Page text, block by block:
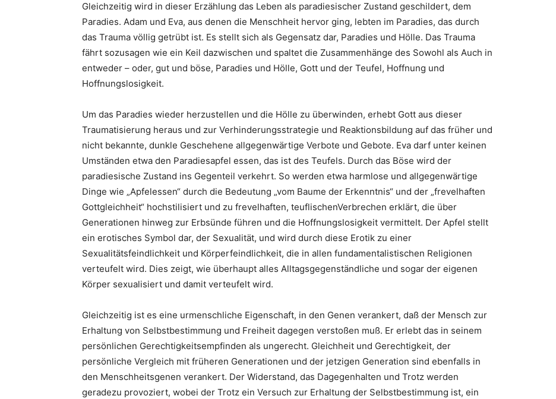
Gleichzeitig wird in dieser Erzählung das Leben als paradiesischer Zustand geschildert, dem
Paradies. Adam und Eva, aus denen die Menschheit hervor ging, lebten im Paradies, das durch
das Trauma völlig getrübt ist. Es stellt sich als Gegensatz dar, Paradies und Hölle. Das Trauma
fährt sozusagen wie ein Keil dazwischen und spaltet die Zusammenhänge des Sowohl als Auch in
entweder – oder, gut und böse, Paradies und Hölle, Gott und der Teufel, Hoffnung und
Hoffnungslosigkeit.
Um das Paradies wieder herzustellen und die Hölle zu überwinden, erhebt Gott aus dieser
Traumatisierung heraus und zur Verhinderungsstrategie und Reaktionsbildung auf das früher und
nicht bekannte, dunkle Geschehene allgegenwärtige Verbote und Gebote. Eva darf unter keinen
Umständen etwa den Paradiesapfel essen, das ist des Teufels. Durch das Böse wird der
paradiesische Zustand ins Gegenteil verkehrt. So werden etwa harmlose und allgegenwärtige
Dinge wie „Apfelessen“ durch die Bedeutung „vom Baume der Erkenntnis“ und der „frevelhaften
Gottgleichheit“ hochstilisiert und zu frevelhaften, teuflischenVerbrechen erklärt, die über
Generationen hinweg zur Erbsünde führen und die Hoffnungslosigkeit vermittelt. Der Apfel stellt
ein erotisches Symbol dar, der Sexualität, und wird durch diese Erotik zu einer
Sexualitätsfeindlichkeit und Körperfeindlichkeit, die in allen fundamentalistischen Religionen
verteufelt wird. Dies zeigt, wie überhaupt alles Alltagsgegenständliche und sogar der eigenen
Körper sexualisiert und damit verteufelt wird.
Gleichzeitig ist es eine urmenschliche Eigenschaft, in den Genen verankert, daß der Mensch zur
Erhaltung von Selbstbestimmung und Freiheit dagegen verstoßen muß. Er erlebt das in seinem
persönlichen Gerechtigkeitsempfinden als ungerecht. Gleichheit und Gerechtigkeit, der
persönliche Vergleich mit früheren Generationen und der jetzigen Generation sind ebenfalls in
den Menschheitsgenen verankert. Der Widerstand, das Dagegenhalten und Trotz werden
geradezu provoziert, wobei der Trotz ein Versuch zur Erhaltung der Selbstbestimmung ist, ein